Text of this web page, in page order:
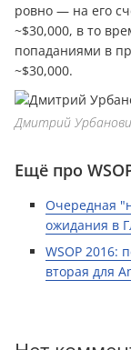
ровно — на его
~$30,000, в то
попаданиями в
~$30,000.
Дмитрий
Ещё про
Очередная
ожидания в
WSOP 2016:
вторая для